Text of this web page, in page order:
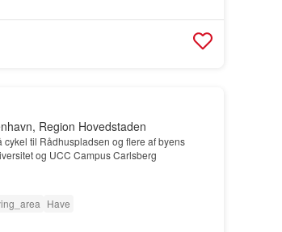
Region Hovedstaden
til Rådhuspladsen og flere af byens
og UCC Campus Carlsberg
Have